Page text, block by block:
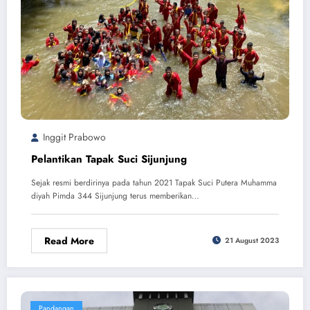
Inggit Prabowo
Pelantikan Tapak Suci Sijunjung
Sejak resmi berdirinya pada tahun 2021 Tapak Suci Putera Muhamma
diyah Pimda 344 Sijunjung terus memberikan…
Read More 21 August 2023